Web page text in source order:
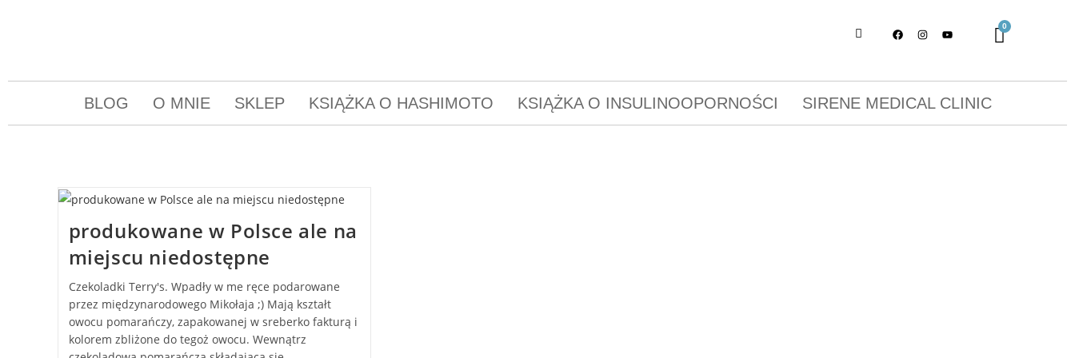
BLOG O MNIE SKLEP KSIĄŻKA O HASHIMOTO KSIĄŻKA O INSULINOOPORNOŚCI SIRENE MEDICAL CLINIC
produkowane w Polsce ale na
miejscu niedostępne
Czekoladki Terry's. Wpadły w me ręce podarowane
przez międzynarodowego Mikołaja ;) Mają kształt
owocu pomarańczy, zapakowanej w sreberko fakturą i
kolorem zbliżone do tegoż owocu. Wewnątrz